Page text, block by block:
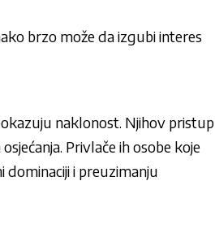
brzo može da izgubi interes
naklonost. Njihov pristup
Privlače ih osobe koje
dominaciji i preuzimanju